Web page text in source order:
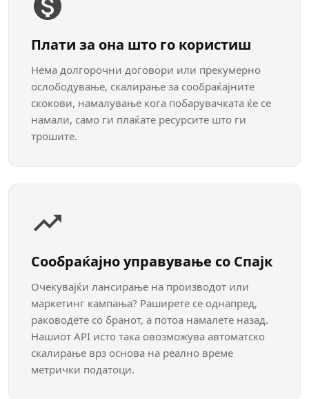
Плати за она што го користиш
Нема долгорочни договори или прекумерно
ослободување, скалирање за сообраќајните
скокови, намалување кога побарувачката ќе се
намали, само ги плаќате ресурсите што ги
трошите.
Сообраќајно управување со Спајк
Очекувајќи лансирање на производот или
маркетинг кампања? Раширете се однапред,
раководете со бранот, а потоа намалете назад.
Нашиот API исто така овозможува автоматско
скалирање врз основа на реално време
метрички податоци.